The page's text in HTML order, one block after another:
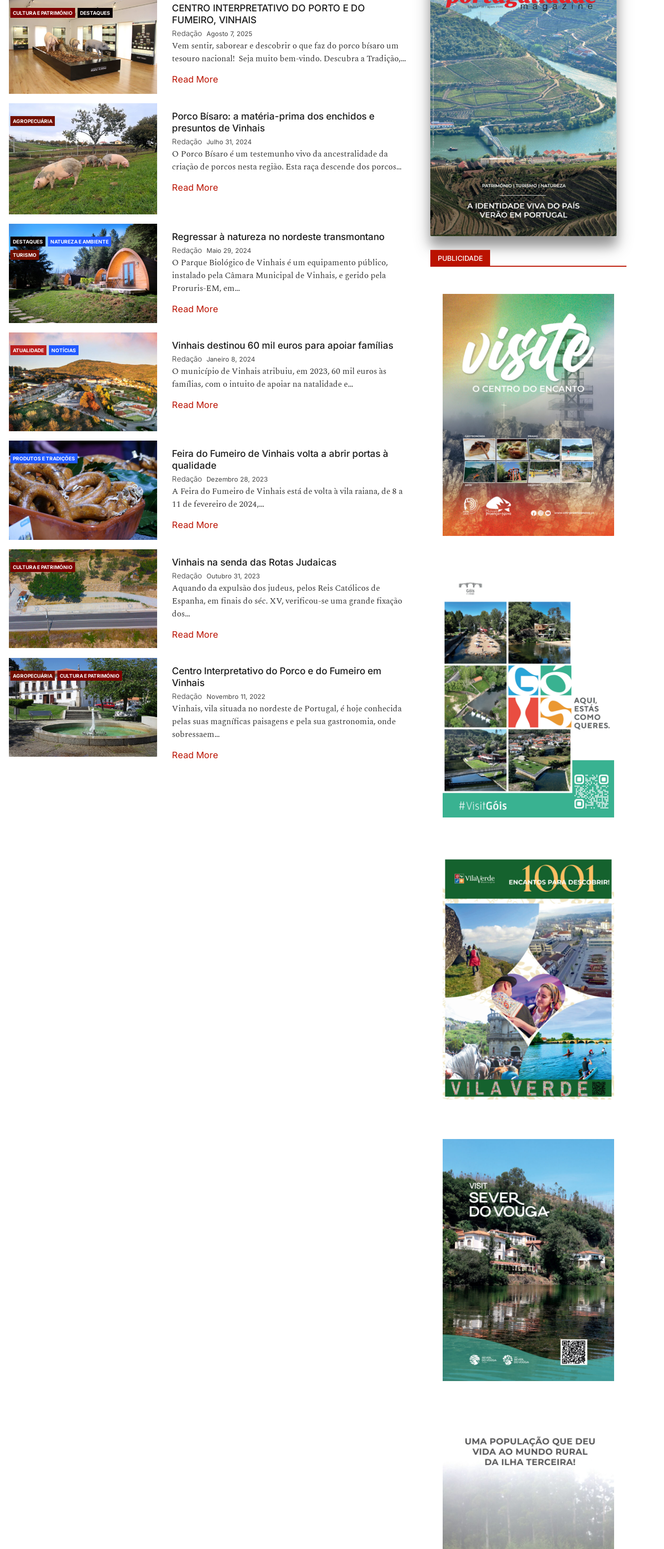
CULTURA E PATRIMÓNIO DESTAQUES
CENTRO INTERPRETATIVO DO PORTO E DO
FUMEIRO, VINHAIS
Redação Agosto 7, 2025
Vem sentir, saborear e descobrir o que faz do porco bísaro um
tesouro nacional! Seja muito bem-vindo. Descubra a Tradição,…
Read More
AGROPECUÁRIA
Porco Bísaro: a matéria-prima dos enchidos e
presuntos de Vinhais
Redação Julho 31, 2024
O Porco Bísaro é um testemunho vivo da ancestralidade da
criação de porcos nesta região. Esta raça descende dos porcos…
Read More
DESTAQUES NATUREZA E AMBIENTE
TURISMO
Regressar à natureza no nordeste transmontano
Redação Maio 29, 2024
O Parque Biológico de Vinhais é um equipamento público,
instalado pela Câmara Municipal de Vinhais, e gerido pela
Proruris-EM, em…
Read More
ATUALIDADE NOTÍCIAS Vinhais destinou 60 mil euros para apoiar famílias
Redação Janeiro 8, 2024
O município de Vinhais atribuiu, em 2023, 60 mil euros às
famílias, com o intuito de apoiar na natalidade e…
Read More
PRODUTOS E TRADIÇÕES
Feira do Fumeiro de Vinhais volta a abrir portas à
qualidade
Redação Dezembro 28, 2023
A Feira do Fumeiro de Vinhais está de volta à vila raiana, de 8 a
11 de fevereiro de 2024,…
Read More
CULTURA E PATRIMÓNIO Vinhais na senda das Rotas Judaicas
Redação Outubro 31, 2023
Aquando da expulsão dos judeus, pelos Reis Católicos de
Espanha, em finais do séc. XV, verificou-se uma grande fixação
dos…
Read More
AGROPECUÁRIA CULTURA E PATRIMÓNIO
Centro Interpretativo do Porco e do Fumeiro em
Vinhais
Redação Novembro 11, 2022
Vinhais, vila situada no nordeste de Portugal, é hoje conhecida
pelas suas magníficas paisagens e pela sua gastronomia, onde
sobressaem…
Read More
PUBLICIDADE